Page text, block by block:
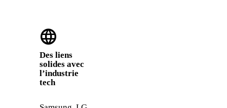
permet de
vivre les
paroles
de la K-
pop, les
émissions
de variété
dramas
language
Des liens
solides avec
l’industrie
tech